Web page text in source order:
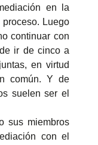
en la
Luego
continuar con
ir de cinco a
en virtud
común. Y de
suelen ser el
sus miembros
con el